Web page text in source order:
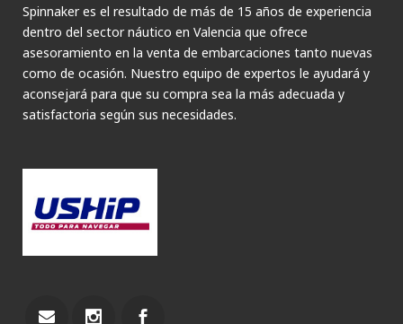
Spinnaker es el resultado de más de 15 años de experiencia
dentro del sector náutico en Valencia que ofrece
asesoramiento en la venta de embarcaciones tanto nuevas
como de ocasión. Nuestro equipo de expertos le ayudará y
aconsejará para que su compra sea la más adecuada y
satisfactoria según sus necesidades.